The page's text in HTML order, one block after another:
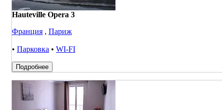
Hauteville Opera 3
Франция , Париж
• Парковка • WI-FI
Подробнее